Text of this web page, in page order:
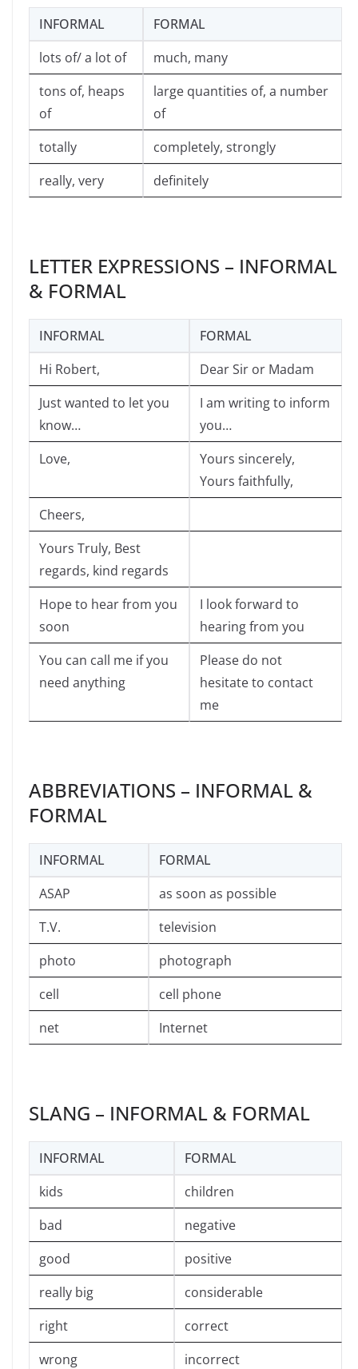
INFORMAL
FORMAL
lots of/ a lot of
much, many
tons of, heaps
of
large quantities of, a number
of
totally
completely, strongly
really, very
definitely
LETTER EXPRESSIONS – INFORMAL
& FORMAL
INFORMAL
FORMAL
Hi Robert,
Dear Sir or Madam
Just wanted to let you
know…
I am writing to inform
you…
Love,
Yours sincerely,
Yours faithfully,
Cheers,
Yours Truly, Best
regards, kind regards
Hope to hear from you
soon
I look forward to
hearing from you
You can call me if you
need anything
Please do not
hesitate to contact
me
ABBREVIATIONS – INFORMAL &
FORMAL
INFORMAL
FORMAL
ASAP
as soon as possible
T.V.
television
photo
photograph
cell
cell phone
net
Internet
SLANG – INFORMAL & FORMAL
INFORMAL
FORMAL
kids
children
bad
negative
good
positive
really big
considerable
right
correct
wrong
incorrect